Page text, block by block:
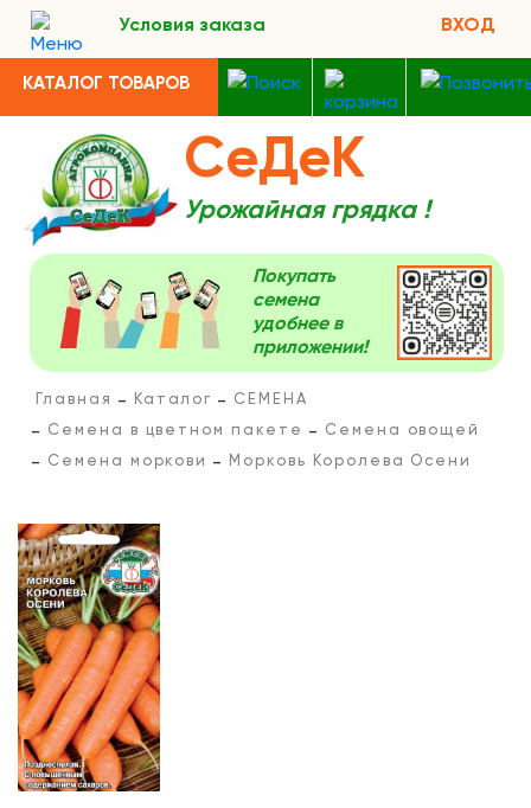
Условия заказа ВХОД
КАТАЛОГ ТОВАРОВ
СеДеК
Урожайная грядка !
Покупать
семена
удобнее в
приложении!
Главная Каталог
СЕМЕНА
Семена в цветном пакете
Семена овощей
Семена моркови
Морковь Королева Осени